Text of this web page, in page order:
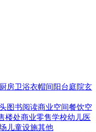
厨房卫浴衣帽间 阳台庭院玄
图书阅读商业空间餐饮空
楼处商业零售学校幼儿医
儿童设施其他